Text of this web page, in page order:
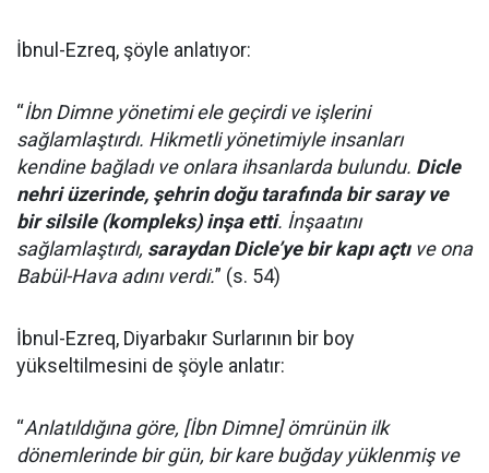
İbnul-Ezreq, şöyle anlatıyor:
“İbn Dimne yönetimi ele geçirdi ve işlerini
sağlamlaştırdı. Hikmetli yönetimiyle insanları
kendine bağladı ve onlara ihsanlarda bulundu. Dicle
nehri üzerinde, şehrin doğu tarafında bir saray ve
bir silsile (kompleks) inşa etti. İnşaatını
sağlamlaştırdı, saraydan Dicle’ye bir kapı açtıve ona
Babül-Hava adını verdi.” (s. 54)
İbnul-Ezreq, Diyarbakır Surlarının bir boy
yükseltilmesini de şöyle anlatır:
“Anlatıldığına göre, [İbn Dimne] ömrünün ilk
dönemlerinde bir gün, bir kare buğday yüklenmiş ve